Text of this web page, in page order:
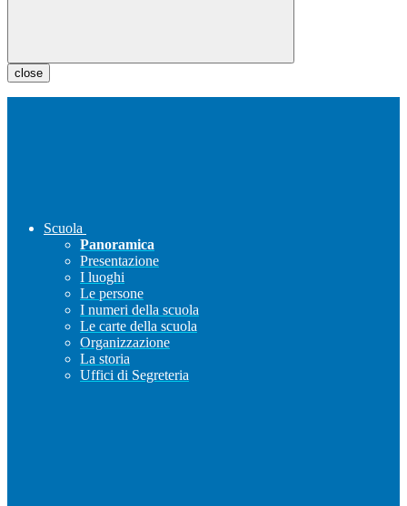
close
Scuola
Panoramica
Presentazione
I luoghi
Le persone
I numeri della scuola
Le carte della scuola
Organizzazione
La storia
Uffici di Segreteria